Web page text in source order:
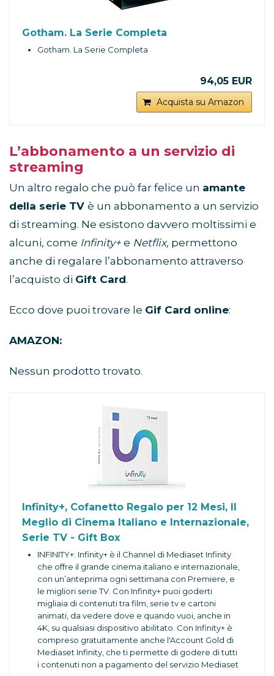
Gotham. La Serie Completa
Gotham. La Serie Completa
94,05 EUR
Acquista su Amazon
L’abbonamento a un servizio di
streaming
Un altro regalo che può far felice un amante
della serie TV è un abbonamento a un servizio
di streaming. Ne esistono davvero moltissimi e
alcuni, come Infinity+ e Netflix, permettono
anche di regalare l’abbonamento attraverso
l’acquisto di Gift Card.
Ecco dove puoi trovare le Gif Card online:
AMAZON:
Nessun prodotto trovato.
Infinity+, Cofanetto Regalo per 12 Mesi, Il
Meglio di Cinema Italiano e Internazionale,
Serie TV - Gift Box
INFINITY+: Infinity+ è il Channel di Mediaset Infinity
che offre il grande cinema italiano e internazionale,
con un’anteprima ogni settimana con Premiere, e
le migliori serie TV. Con Infinity+ puoi goderti
migliaia di contenuti tra film, serie tv e cartoni
animati, da vedere dove e quando vuoi, anche in
4K, su qualsiasi dispositivo abilitato. Con Infinity+ è
compreso gratuitamente anche l'Account Gold di
Mediaset Infinity, che ti permette di godere di tutti
i contenuti non a pagamento del servizio Mediaset